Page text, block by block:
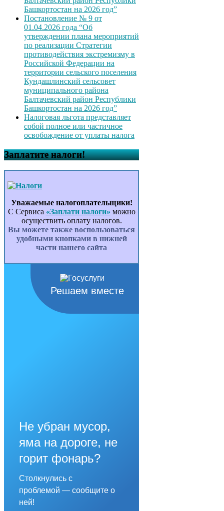
Башкортостан на 2026 год”
Постановление № 9 от
01.04.2026 года “Об
утверждении плана мероприятий
по реализации Стратегии
противодействия экстремизму в
Российской Федерации на
территории сельского поселения
Кундашлинский сельсовет
муниципального района
Балтачевский район Республики
Башкортостан на 2026 год”
Налоговая льгота представляет
собой полное или частичное
освобождение от уплаты налога
Заплатите налоги!
Уважаемые налогоплательщики!
С Сервиса «Заплати налоги» можно
осуществить оплату налогов.
Вы можете также воспользоваться
удобными кнопками в нижней
части нашего сайта
Решаем вместе
Не убран мусор,
яма на дороге, не
горит фонарь?
Столкнулись с
проблемой — сообщите о
ней!